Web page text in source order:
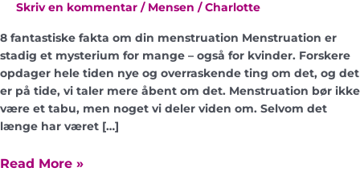
Skriv en kommentar / Mensen /Charlotte
8 fantastiske fakta om din menstruation Menstruation er
stadig et mysterium for mange – også for kvinder. Forskere
opdager hele tiden nye og overraskende ting om det, og det
er på tide, vi taler mere åbent om det. Menstruation bør ikke
være et tabu, men noget vi deler viden om. Selvom det
længe har været […]
Read More »